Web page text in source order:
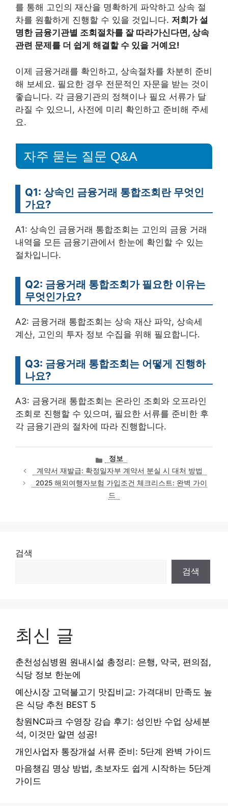
를 통해 고인의 재산을 명확하게 파악하고 상속 절
차를 원활하게 진행할 수 있을 것입니다. 저희가 설
명한 금융기관별 조회절차를 잘 따라가신다면, 상속
관련 문제를 더 쉽게 해결할 수 있을 거예요!
이제 금융거래를 확인하고, 상속절차를 차분히 준비
해 보세요. 필요한 경우 전문적인 자문을 받는 것이
좋습니다. 각 금융기관의 정책이나 필요 서류가 달
라질 수 있으니, 사전에 미리 확인하고 준비해 주세
요.
자주 묻는 질문 Q&A
Q1: 상속인 금융거래 통합조회란 무엇인
가요?
A1: 상속인 금융거래 통합조회는 고인의 금융 거래
내역을 모든 금융기관에서 한눈에 확인할 수 있는
절차입니다.
Q2: 금융거래 통합조회가 필요한 이유는
무엇인가요?
A2: 금융거래 통합조회는 상속 재산 파악, 상속세
계산, 고인의 투자 정보 수집을 위해 필요합니다.
Q3: 금융거래 통합조회는 어떻게 진행하
나요?
A3: 금융거래 통합조회는 온라인 조회와 오프라인
조회로 진행할 수 있으며, 필요한 서류를 준비한 후
각 금융기관의 절차에 따라 진행합니다.
카
테
고
리
정보
계약서 재발급: 확정일자부 계약서 분실 시 대처 방법
2025 해외여행자보험 가입조건 체크리스트: 완벽 가이
드
검색
검색
최신 글
춘천성심병원 원내시설 총정리: 은행, 약국, 편의점,
식당 정보 한눈에
예산시장 고덕불고기 맛집비교: 가격대비 만족도 높
은 식당 추천 BEST 5
창원NC파크 수영장 강습 후기: 성인반 수업 상세분
석, 이것만 알면 성공!
개인사업자 통장개설 서류 준비: 5단계 완벽 가이드
마음챙김 명상 방법, 초보자도 쉽게 시작하는 5단계
가이드